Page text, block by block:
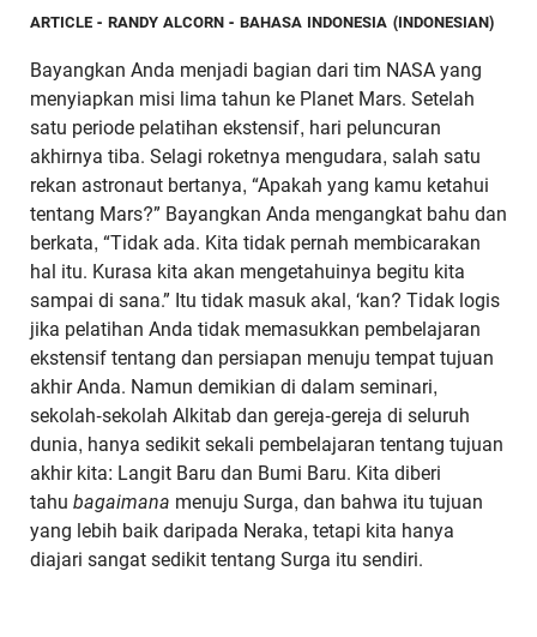
ARTICLE - RANDY ALCORN - BAHASA INDONESIA (INDONESIAN)
Bayangkan Anda menjadi bagian dari tim NASA yang
menyiapkan misi lima tahun ke Planet Mars. Setelah
satu periode pelatihan ekstensif, hari peluncuran
akhirnya tiba. Selagi roketnya mengudara, salah satu
rekan astronaut bertanya, “Apakah yang kamu ketahui
tentang Mars?” Bayangkan Anda mengangkat bahu dan
berkata, “Tidak ada. Kita tidak pernah membicarakan
hal itu. Kurasa kita akan mengetahuinya begitu kita
sampai di sana.” Itu tidak masuk akal, ‘kan? Tidak logis
jika pelatihan Anda tidak memasukkan pembelajaran
ekstensif tentang dan persiapan menuju tempat tujuan
akhir Anda. Namun demikian di dalam seminari,
sekolah-sekolah Alkitab dan gereja-gereja di seluruh
dunia, hanya sedikit sekali pembelajaran tentang tujuan
akhir kita: Langit Baru dan Bumi Baru. Kita diberi
tahu bagaimana menuju Surga, dan bahwa itu tujuan
yang lebih baik daripada Neraka, tetapi kita hanya
diajari sangat sedikit tentang Surga itu sendiri.